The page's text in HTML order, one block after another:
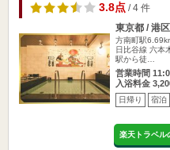
3.8点/ 4 件
東京都 / 港区
方南町駅
日比谷線 六本
駅から徒…
営業時間
入浴料金
日帰り 宿泊
楽天トラベル